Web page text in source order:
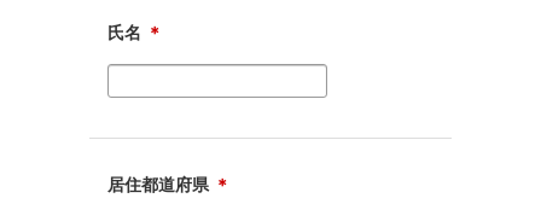
氏名 ＊
居住都道府県 ＊